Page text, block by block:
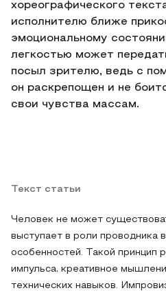
хореографического
исполнителю ближе
эмоциональному
легкостью может
посыл зрителю, ведь с
он раскрепощен и не
свои чувства массам.
Текст статьи
Человек не может
выступает в роли проводника
особенностей. Такой принцип
импульса, креативное
технических навыков.